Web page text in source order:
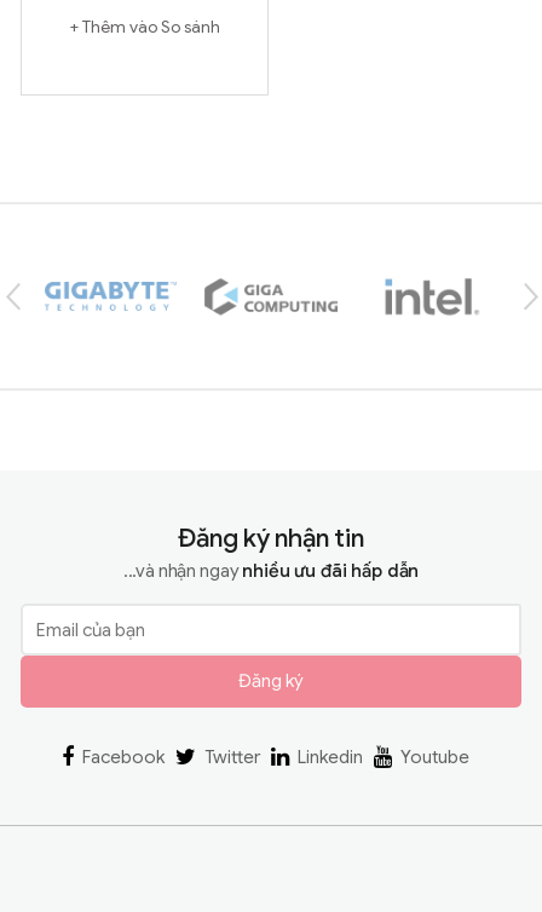
Thêm vào So sánh
Đăng ký nhận tin
...và nhận ngaynhiều ưu đãi hấp dẫn
Đăng ký
Facebook Twitter Linkedin Youtube